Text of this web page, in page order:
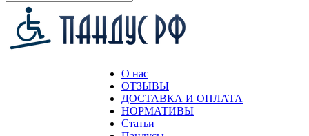
О нас
ОТЗЫВЫ
ДОСТАВКА И ОПЛАТА
НОРМАТИВЫ
Статьи